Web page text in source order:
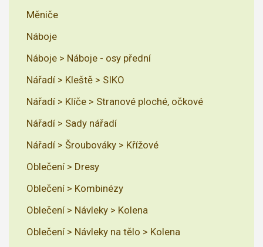
Měniče
Náboje
Náboje > Náboje - osy přední
Nářadí > Kleště > SIKO
Nářadí > Klíče > Stranové ploché, očkové
Nářadí > Sady nářadí
Nářadí > Šroubováky > Křížové
Oblečení > Dresy
Oblečení > Kombinézy
Oblečení > Návleky > Kolena
Oblečení > Návleky na tělo > Kolena